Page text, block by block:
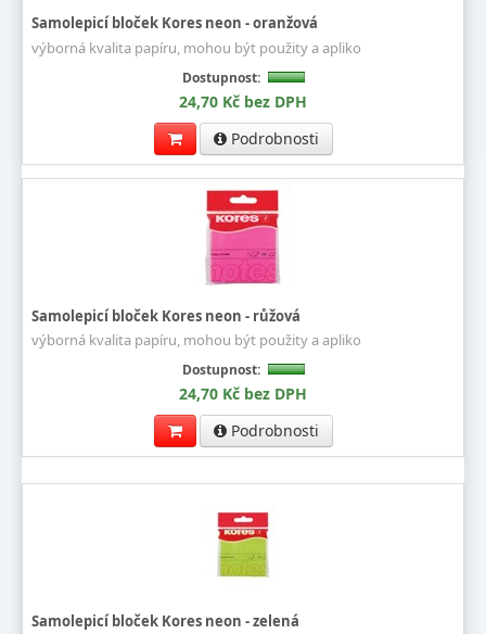
Samolepicí bloček Kores neon - oranžová
výborná kvalita papíru, mohou být použity a apliko
Dostupnost:
24,70 Kč bez DPH
Podrobnosti
Samolepicí bloček Kores neon - růžová
výborná kvalita papíru, mohou být použity a apliko
Dostupnost:
24,70 Kč bez DPH
Podrobnosti
Samolepicí bloček Kores neon - zelená